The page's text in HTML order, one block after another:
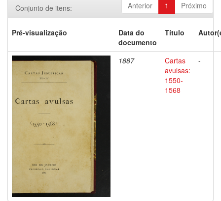
Anterior 1 Próximo
Conjunto de itens:
Pré-visualização
Data do
documento
Título
1887
Cartas
avulsas:
1550-
1568
-